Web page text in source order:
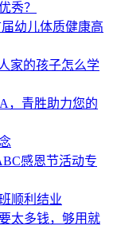
秀？
幼儿体质健康高
家的孩子怎么学
，青胜助力您的
感恩节活动专
顺利结业
太多钱，够用就